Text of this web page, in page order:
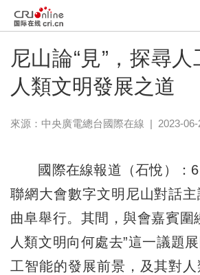
尼山論“見”，探尋
人類文明發展之道
來源：中央廣電總台國際在線 | 2023-
國際在線報道（石悅）：6
聯網大會數字文明尼山對話
曲阜舉行。其間，與會嘉賓圍
人類文明向何處去”這一議題
工智能的發展前景，及其對